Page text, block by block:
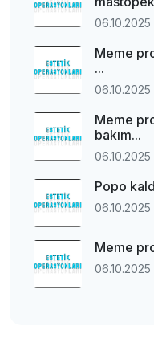
06.10.2025
Meme
...
06.10.2025
Meme
bakım...
06.10.2025
Popo
06.10.2025
Meme
06.10.2025